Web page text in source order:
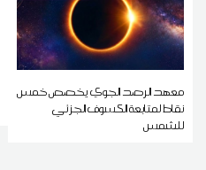
معهد الرصد الجوي يخصص خمس
نقاط لمتابعة الكسوف الجزئي
للشمس